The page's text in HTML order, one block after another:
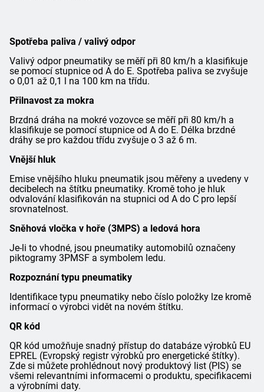
Spotřeba paliva / valivý odpor
Valivý odpor pneumatiky se měří při 80 km/h a klasifikuje
se pomocí stupnice od A do E. Spotřeba paliva se zvyšuje
o 0,01 až 0,1 l na 100 km na třídu.
Přilnavost za mokra
Brzdná dráha na mokré vozovce se měří při 80 km/h a
klasifikuje se pomocí stupnice od A do E. Délka brzdné
dráhy se pro každou třídu zvyšuje o 3 až 6 m.
Vnější hluk
Emise vnějšího hluku pneumatik jsou měřeny a uvedeny v
decibelech na štítku pneumatiky. Kromě toho je hluk
odvalování klasifikován na stupnici od A do C pro lepší
srovnatelnost.
Sněhová vločka v hoře (3MPS) a ledová hora
Je-li to vhodné, jsou pneumatiky automobilů označeny
piktogramy 3PMSF a symbolem ledu.
Rozpoznání typu pneumatiky
Identifikace typu pneumatiky nebo číslo položky lze kromě
informací o výrobci vidět na novém štítku.
QR kód
QR kód umožňuje snadný přístup do databáze výrobků EU
EPREL (Evropský registr výrobků pro energetické štítky).
Zde si můžete prohlédnout nový produktový list (PIS) se
všemi relevantními informacemi o produktu, specifikacemi
a výrobními daty.